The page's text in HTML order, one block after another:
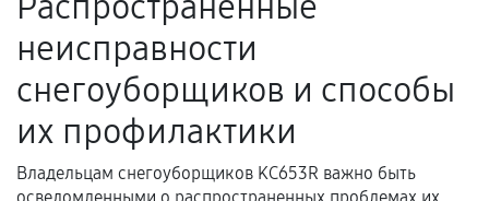
Акт выполненных работ с датой, перечнем
услуг и сроком гарантии.
Документы на установленные комплектующие
и кассовый чек.
Расширенная гарантия
неисправности
снегоуборщиков и способы
их профилактики
Владельцам снегоуборщиков KC653R важно быть